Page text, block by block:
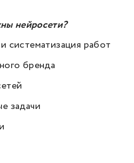
нейросети?
систематизация работ
бренда
задачи